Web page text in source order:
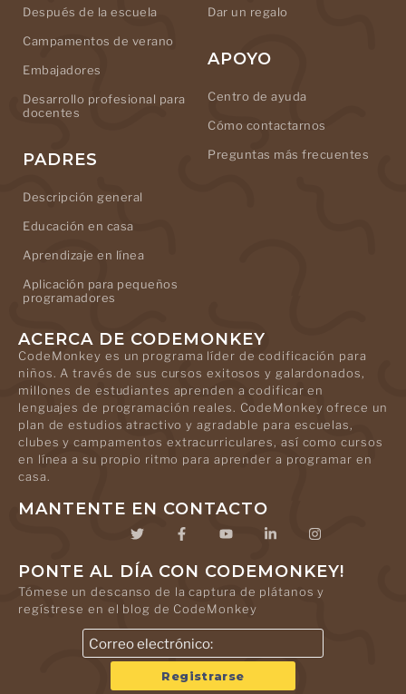
Después de la escuela
Campamentos de verano
Embajadores
Desarrollo profesional para
docentes
PADRES
Descripción general
Educación en casa
Aprendizaje en línea
Aplicación para pequeños
programadores
Dar un regalo
APOYO
Centro de ayuda
Cómo contactarnos
Preguntas más frecuentes
ACERCA DE CODEMONKEY
CodeMonkey es un programa líder de codificación para
niños. A través de sus cursos exitosos y galardonados,
millones de estudiantes aprenden a codificar en
lenguajes de programación reales. CodeMonkey ofrece un
plan de estudios atractivo y agradable para escuelas,
clubes y campamentos extracurriculares, así como cursos
en línea a su propio ritmo para aprender a programar en
casa.
MANTENTE EN CONTACTO
PONTE AL DÍA CON CODEMONKEY!
Tómese un descanso de la captura de plátanos y
regístrese en el blog de CodeMonkey